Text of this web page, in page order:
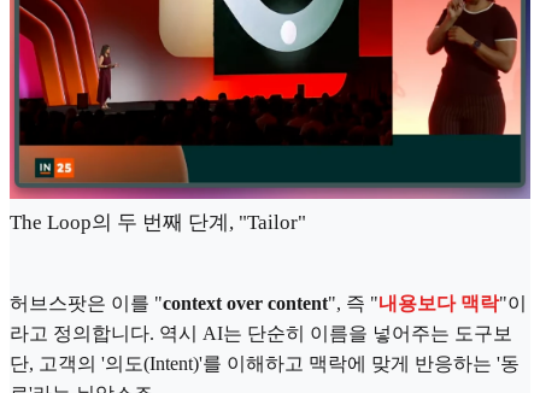
The Loop의 두 번째 단계, "Tailor"
허브스팟은 이를 "context over content", 즉 "내용보다 맥락"이
라고 정의합니다. 역시 AI는 단순히 이름을 넣어주는 도구보
단, 고객의 '의도(Intent)'를 이해하고 맥락에 맞게 반응하는 '동